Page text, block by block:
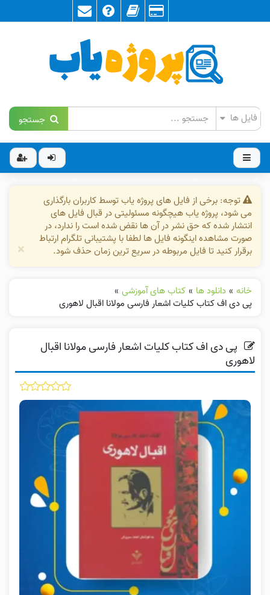
جستجو
توجه: برخی از فایل های پروژه یاب توسط کاربران بارگذاری
می شود، پروژه یاب هیچگونه مسئولیتی در قبال فایل های
انتشار شده که حق نشر در آن ها نقض شده است را ندارد، در
صورت مشاهده اینگونه فایل ها لطفا با پشتیبانی تلگرام ارتباط
برقرار کنید تا فایل مربوطه در سریع ترین زمان حذف شود.
×
خانه » دانلود ها » کتاب های آموزشی »
پی دی اف کتاب کلیات اشعار فارسی مولانا اقبال لاهوری
پی دی اف کتاب کلیات اشعار فارسی مولانا اقبال
لاهوری